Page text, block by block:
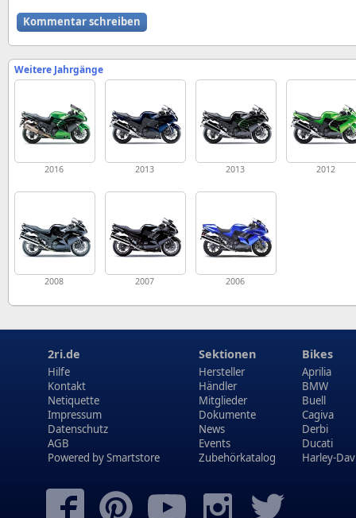
Kommentar schreiben
Weitere Jahrgänge
2016 2013 2013 2012
2008 2007 2006
2ri.de
Hilfe
Kontakt
Netiquette
Impressum
Datenschutz
AGB
Powered bySmartstore
Sektionen
Hersteller
Händler
Mitglieder
Dokumente
News
Events
Zubehörkatalog
Bikes
Aprilia
BMW
Buell
Cagiva
Derbi
Ducati
Harley-